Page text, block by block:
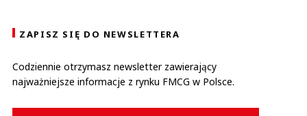
ZAPISZ SIĘ DO NEWSLETTERA
Codziennie otrzymasz newsletter zawierający
najważniejsze informacje z rynku FMCG w Polsce.